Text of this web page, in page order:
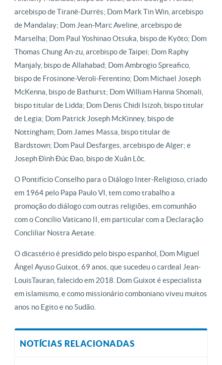
arcebispo de Tiranë-Durrës; Dom Mark Tin Win, arcebispo
de Mandalay; Dom Jean-Marc Aveline, arcebispo de
Marselha; Dom Paul Yoshinao Otsuka, bispo de Kyōto; Dom
Thomas Chung An-zu, arcebispo de Taipei; Dom Raphy
Manjaly, bispo de Allahabad; Dom Ambrogio Spreafico,
bispo de Frosinone-Veroli-Ferentino; Dom Michael Joseph
McKenna, bispo de Bathurst; Dom William Hanna Shomali,
bispo titular de Lidda; Dom Denis Chidi Isizoh, bispo titular
de Legia; Dom Patrick Joseph McKinney, bispo de
Nottingham; Dom James Massa, bispo titular de
Bardstown; Dom Paul Desfarges, arcebispo de Alger; e
Joseph Đình Đúc Đao, bispo de Xuân Lôc.
O Pontifício Conselho para o Diálogo Inter-Religioso, criado
em 1964 pelo Papa Paulo VI, tem como trabalho a
promoção do diálogo com outras religiões, em comunhão
com o Concílio Vaticano II, em particular com a Declaração
Concliliar Nostra Aetate.
O dicastério é presidido pelo bispo espanhol, Dom Miguel
Ángel Ayuso Guixot, 69 anos, que sucedeu o cardeal Jean-
LouisTauran, falecido em 2018. Dom Guixot é especialista
em islamismo, e como missionário comboniano viveu muitos
anos no Egito e no Sudão.
NOTÍCIAS RELACIONADAS